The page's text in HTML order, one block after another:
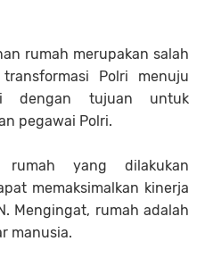
rumah merupakan salah
Polri menuju
dengan tujuan untuk
pegawai Polri.
rumah yang dilakukan
memaksimalkan kinerja
Mengingat, rumah adalah
manusia.